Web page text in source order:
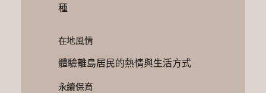
種
在地風情
體驗離島居民的熱情與生活方式
永續保育